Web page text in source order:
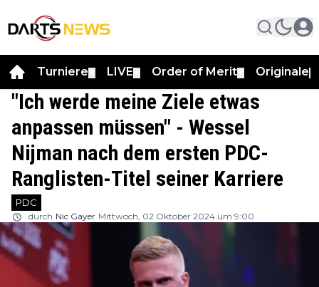
Turniere LIVE Order of Merit Originale
"Ich werde meine Ziele etwas
anpassen müssen" - Wessel
Nijman nach dem ersten PDC-
Ranglisten-Titel seiner Karriere
PDC
durch Nic Gayer Mittwoch, 02 Oktober 2024 um 9:00